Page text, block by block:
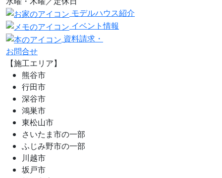
モデルハウス紹介
イベント情報
資料請求・
お問合せ
【施工エリア】
熊谷市
行田市
深谷市
鴻巣市
東松山市
さいたま市の一部
ふじみ野市の一部
川越市
坂戸市